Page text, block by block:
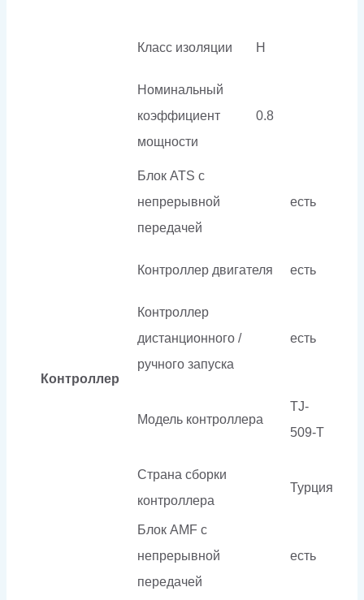
Класс изоляции H
Номинальный
коэффициент
мощности
0.8
Контроллер
Блок ATS с
непрерывной
передачей
есть
Контроллер двигателя есть
Контроллер
дистанционного /
ручного запуска
есть
Модель контроллера
TJ-
509-T
Страна сборки
контроллера
Турция
Блок AMF с
непрерывной
передачей
есть